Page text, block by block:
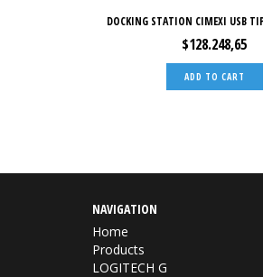
DOCKING STATION CIMEXI USB
$128.248,65
NAVIGATION
Home
Products
LOGITECH G